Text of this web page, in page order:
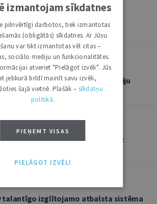
tiesa noraida sūdzību lietā
realizējot autonomo funkciju
Latvijā: no politiskās ieceres līdz
talantīgo izglītojamo atbalsta sistēma
izmantojam sīkdatnes
pilnvērtīgi darbotos, tiek izmantotas
(obligātās) sīkdatnes. Ar Jūsu
var tikt izmantotas vēl citas –
sociālo mediju un funkcionalitātes.
atveriet "Pielāgot izvēli". Jūs
jebkurā brīdī mainīt savu izvēli,
šajā vietnē. Plašāk – sīkdatņu
politikā.
PIEŅEMT VISAS
PIELĀGOT IZVĒLI